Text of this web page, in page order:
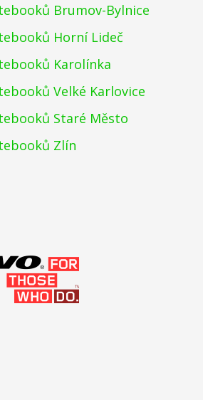
Brumov-Bylnice
Horní Lideč
Karolínka
Velké Karlovice
Staré Město
Zlín